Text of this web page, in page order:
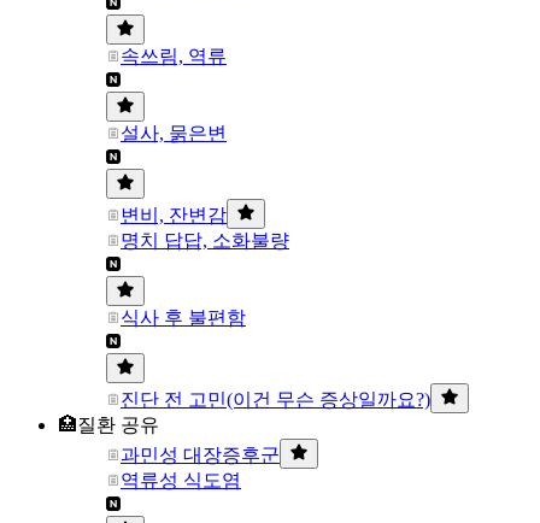
속쓰림, 역류
설사, 묽은변
변비, 잔변감
명치 답답, 소화불량
식사 후 불편함
진단 전 고민(이건 무슨 증상일까요?)
🏥질환 공유
과민성 대장증후군
역류성 식도염